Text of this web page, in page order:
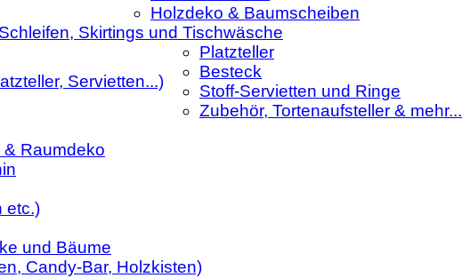
Holzdeko & Baumscheiben
Skirtings und Tischwäsche
Servietten...)
Platzteller
Besteck
Stoff-Servietten und Ringe
Zubehör, Tortenaufsteller & mehr...
Raumdeko
etc.)
und Bäume
Candy-Bar, Holzkisten)